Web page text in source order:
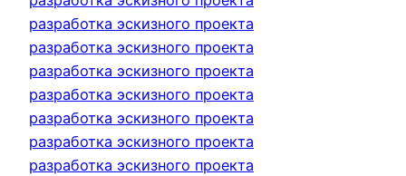
разработка эскизного проекта
разработка эскизного проекта
разработка эскизного проекта
разработка эскизного проекта
разработка эскизного проекта
разработка эскизного проекта
разработка эскизного проекта